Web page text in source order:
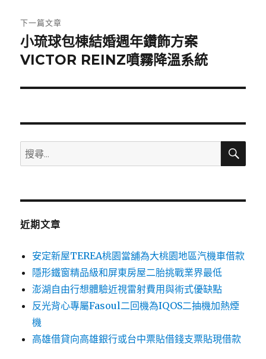
章:
下一篇文章
下
一
文
小琉球包棟結婚週年鑽飾方案
VICTOR REINZ噴霧降溫系統
搜
尋
鍵
搜
近期文章
安定新屋TEREA桃園當舖為大桃園地區汽機車借款
隱形鐵窗精品級和屏東房屋二胎挑戰業界最低
澎湖自由行想體驗近視雷射費用與術式優缺點
反光背心專屬Fasoul二回機為IQOS二抽機加熱煙
機
高雄借貸向高雄銀行或台中票貼借錢支票貼現借款